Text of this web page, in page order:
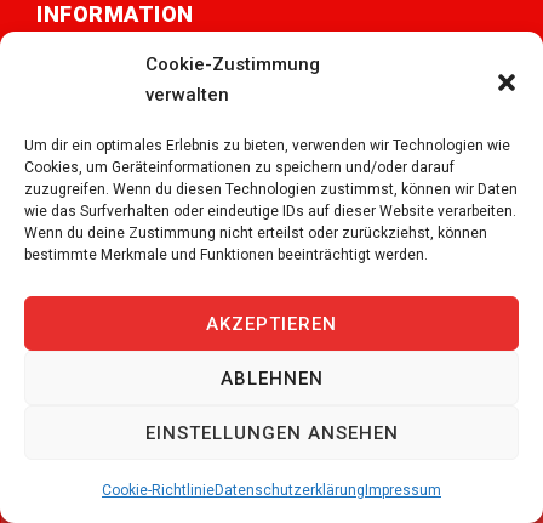
Cookie-Zustimmung
verwalten
Um dir ein optimales Erlebnis zu bieten, verwenden wir Technologien wie
Cookies, um Geräteinformationen zu speichern und/oder darauf
zuzugreifen. Wenn du diesen Technologien zustimmst, können wir Daten
wie das Surfverhalten oder eindeutige IDs auf dieser Website verarbeiten.
Wenn du deine Zustimmung nicht erteilst oder zurückziehst, können
bestimmte Merkmale und Funktionen beeinträchtigt werden.
AKZEPTIEREN
ABLEHNEN
EINSTELLUNGEN ANSEHEN
Cookie-RichtlinieDatenschutzerklärung Impressum
INFORMATION
Temporärbüro Schweiz
Personalanfrage
Notfall
Temporärbüro wechseln?
Kontakt
Impressum